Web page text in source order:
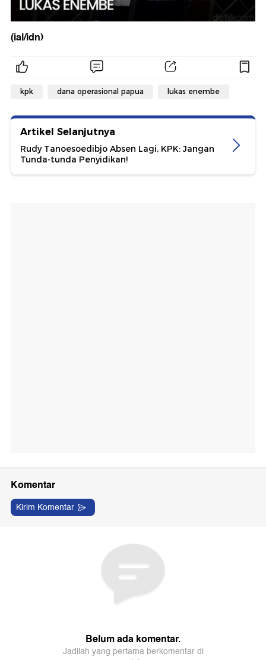
(ial/idn)
kpk dana operasional papua lukas enembe
Artikel Selanjutnya
Rudy Tanoesoedibjo Absen Lagi, KPK: Jangan
Tunda-tunda Penyidikan!